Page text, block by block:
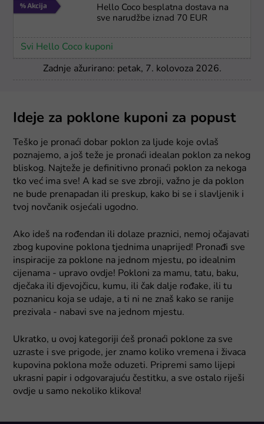
Hello Coco besplatna dostava na
sve narudžbe iznad 70 EUR
Svi Hello Coco kuponi
Zadnje ažurirano: petak, 7. kolovoza 2026.
Ideje za poklone kuponi za popust
Teško je pronaći dobar poklon za ljude koje ovlaš
poznajemo, a još teže je pronaći idealan poklon za nekog
bliskog. Najteže je definitivno pronaći poklon za nekoga
tko već ima sve! A kad se sve zbroji, važno je da poklon
ne bude prenapadan ili preskup, kako bi se i slavljenik i
tvoj novčanik osjećali ugodno.
Ako ideš na rođendan ili dolaze praznici, nemoj očajavati
zbog kupovine poklona tjednima unaprijed! Pronađi sve
inspiracije za poklone na jednom mjestu, po idealnim
cijenama - upravo ovdje! Pokloni za mamu, tatu, baku,
dječaka ili djevojčicu, kumu, ili čak dalje rođake, ili tu
poznanicu koja se udaje, a ti ni ne znaš kako se ranije
prezivala - nabavi sve na jednom mjestu.
Ukratko, u ovoj kategoriji ćeš pronaći poklone za sve
uzraste i sve prigode, jer znamo koliko vremena i živaca
kupovina poklona može oduzeti. Pripremi samo lijepi
ukrasni papir i odgovarajuću čestitku, a sve ostalo riješi
ovdje u samo nekoliko klikova!